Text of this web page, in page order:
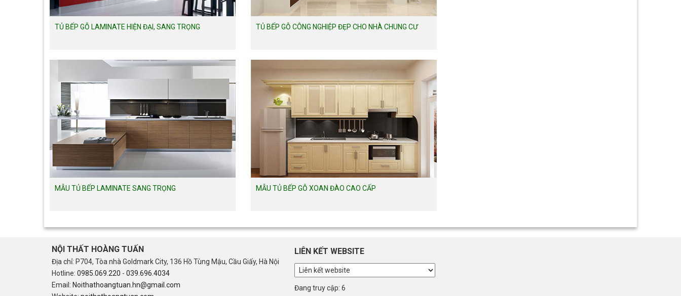
TỦ BẾP GỖ LAMINATE HIỆN ĐẠI, SANG TRỌNG TỦ BẾP GỖ CÔNG NGHIỆP ĐẸP CHO NHÀ CHUNG CƯ
MẪU TỦ BẾP LAMINATE SANG TRỌNG MẪU TỦ BẾP GỖ XOAN ĐÀO CAO CẤP
NỘI THẤT HOÀNG TUẤN
Địa chỉ: P704, Tòa nhà Goldmark City, 136 Hồ Tùng Mậu, Cầu Giấy, Hà Nội
Hotline: 0985.069.220 - 039.696.4034
Email: Noithathoangtuan.hn@gmail.com
LIÊN KẾT WEBSITE
Đang truy cập: 6